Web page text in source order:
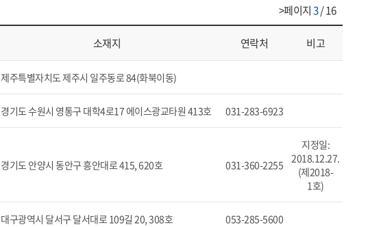
>페이지3/ 16
소재지 연락처 비고
제주특별자치도 제주시 일주동로 84(화북이동)
경기도 수원시 영통구 대학4로17 에이스광교타원 413호 031-283-6923
경기도 안양시 동안구 흥안대로 415, 620호 031-360-2255
지정일:
2018.12.27.
(제2018-
1호)
대구광역시 달서구 달서대로 109길 20, 308호 053-285-5600